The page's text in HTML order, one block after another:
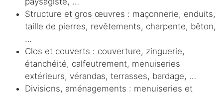
Structure et gros œuvres : maçonnerie, enduits,
taille de pierres, revêtements, charpente, bêton,
…
Clos et couverts : couverture, zinguerie,
étanchéité, calfeutrement, menuiseries
extérieurs, vérandas, terrasses, bardage, …
Divisions, aménagements : menuiseries et